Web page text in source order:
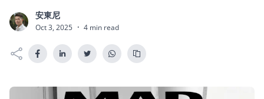
安 安東尼
Oct 3, 2025 · 4 min read